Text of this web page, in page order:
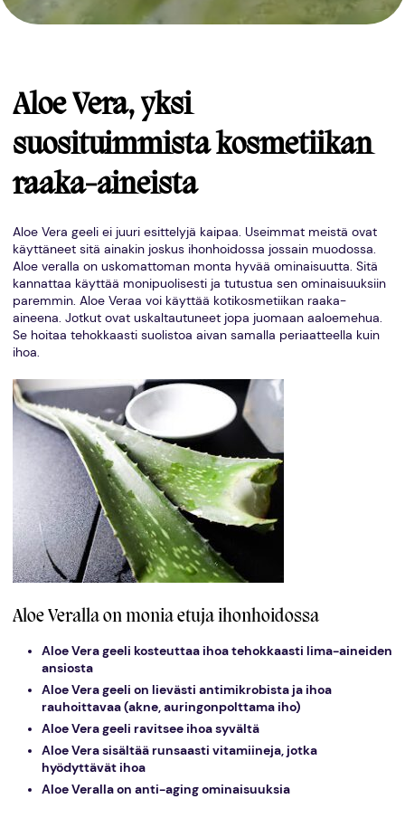
Aloe Vera, yksi
suosituimmista kosmetiikan
raaka-aineista
Aloe Vera geeli ei juuri esittelyjä kaipaa. Useimmat meistä ovat
käyttäneet sitä ainakin joskus ihonhoidossa jossain muodossa.
Aloe veralla on uskomattoman monta hyvää ominaisuutta. Sitä
kannattaa käyttää monipuolisesti ja tutustua sen ominaisuuksiin
paremmin. Aloe Veraa voi käyttää kotikosmetiikan raaka-
aineena. Jotkut ovat uskaltautuneet jopa juomaan aaloemehua.
Se hoitaa tehokkaasti suolistoa aivan samalla periaatteella kuin
ihoa.
Aloe Veralla on monia etuja ihonhoidossa
Aloe Vera geeli kosteuttaa ihoa tehokkaasti lima-aineiden
ansiosta
Aloe Vera geeli on lievästi antimikrobista ja ihoa
rauhoittavaa (akne, auringonpolttama iho)
Aloe Vera geeli ravitsee ihoa syvältä
Aloe Vera sisältää runsaasti vitamiineja, jotka
hyödyttävät ihoa
Aloe Veralla on anti-aging ominaisuuksia